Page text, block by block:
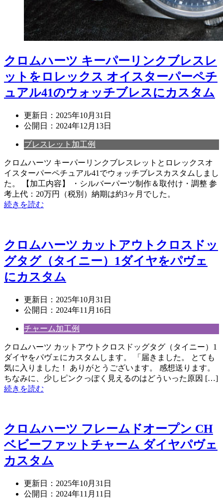
クロムハーツ キーパーリンクブレスレ
ットをロレックス オイスターパーペチ
ュアル41のウォッチブレスにカスタム
更新日： 2025年10月31日
公開日： 2024年12月13日
ブレスレット加工例
クロムハーツ キーパーリンクブレスレットとロレックスオ
イスターパーペチュアル41でウォッチブレスカスタムしまし
た。 【加工内容】 ・シルバーパーツ制作＆取付け・調整 参
考上代：20万円（税別）納期は約3ヶ月でした。
続きを読む
クロムハーツ カットアウトクロスドッ
グタグ（タイニー）1ダイヤをパヴェ
にカスタム
更新日： 2025年10月31日
公開日： 2024年11月16日
チャーム加工例
クロムハーツ カットアウトクロスドッグタグ（タイニー）1
ダイヤをパヴェにカスタムします。 「届きました。 とても
気に入りました！ ありがとうございます。 感想送ります。
ちなみに、少しピンクっぽく見えるのはどういった原因 […]
続きを読む
クロムハーツ フレームドオープン CH
ベビーファットチャーム ダイヤパヴェ
カスタム
更新日： 2025年10月31日
公開日： 2024年11月11日